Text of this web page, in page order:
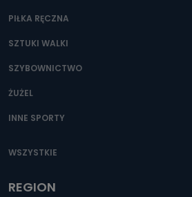
PIŁKA RĘCZNA
SZTUKI WALKI
SZYBOWNICTWO
ŻUŻEL
INNE SPORTY
WSZYSTKIE
REGION